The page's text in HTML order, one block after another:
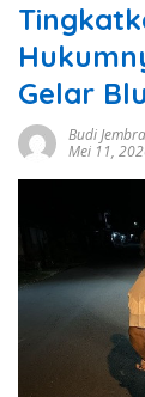
Gelar
Budi
Mei 11,